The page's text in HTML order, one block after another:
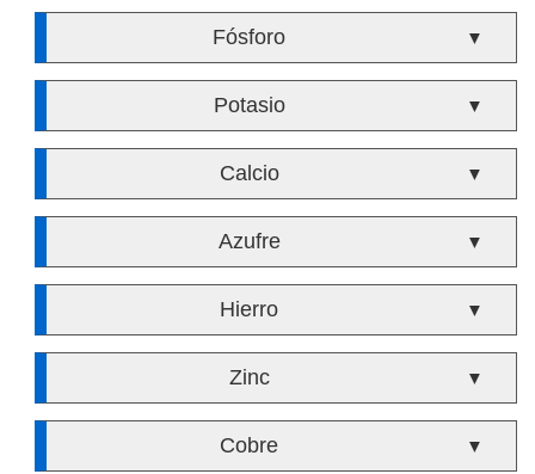
Fósforo ▼
Potasio ▼
Calcio ▼
Azufre ▼
Hierro ▼
Zinc ▼
Cobre ▼